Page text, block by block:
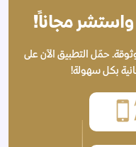
مجاناً!
حمّل التطبيق الآن على
بكل سهولة!